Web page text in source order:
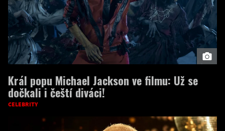
Král popu Michael Jackson ve filmu: Už se
dočkali i čeští diváci!
CELEBRITY